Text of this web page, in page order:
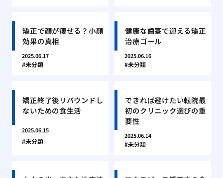
矯正で顔が痩せる？小顔
効果の真相
2025.06.17
未分類
健康な歯茎で迎える矯正
治療ゴール
2025.06.16
未分類
矯正終了後リバウンドし
ないための食生活
2025.06.15
未分類
できれば避けたい転院最
初のクリニック選びの重
要性
2025.06.14
未分類